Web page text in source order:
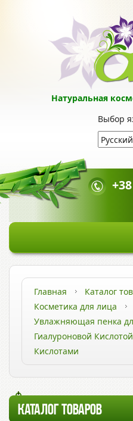
Натуральная
Выбор
Главная
Каталог
Косметика для лица
Увлажняющая пенка
Гиалуроновой
Кислотами
КАТАЛОГ ТОВАРОВ